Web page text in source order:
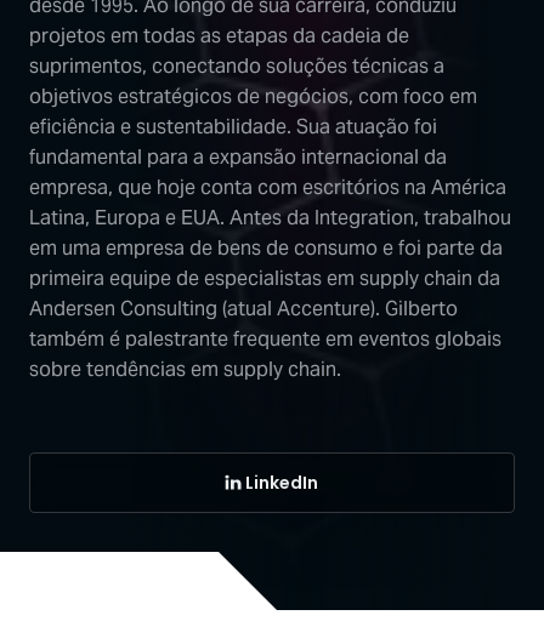
desde 1995. Ao longo de sua carreira, conduziu
projetos em todas as etapas da cadeia de
suprimentos, conectando soluções técnicas a
objetivos estratégicos de negócios, com foco em
eficiência e sustentabilidade. Sua atuação foi
fundamental para a expansão internacional da
empresa, que hoje conta com escritórios na América
Latina, Europa e EUA. Antes da Integration, trabalhou
em uma empresa de bens de consumo e foi parte da
primeira equipe de especialistas em supply chain da
Andersen Consulting (atual Accenture). Gilberto
também é palestrante frequente em eventos globais
sobre tendências em supply chain.
LinkedIn